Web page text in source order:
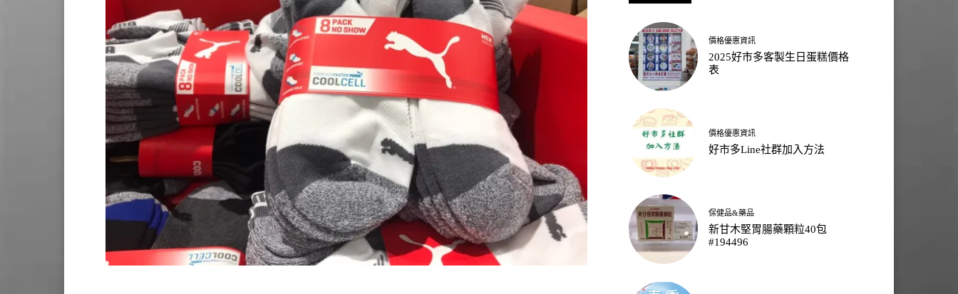
價格優惠資訊
2025好市多客製生日蛋糕價格
表
價格優惠資訊
好市多Line社群加入方法
保健品&藥品
新甘木堅胃腸藥顆粒40包
#194496